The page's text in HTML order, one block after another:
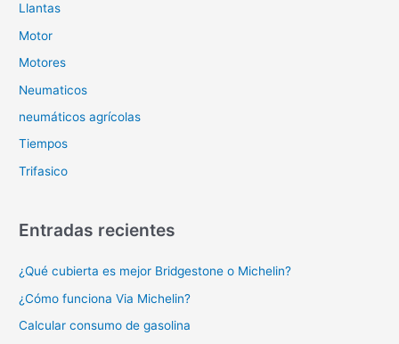
Llantas
Motor
Motores
Neumaticos
neumáticos agrícolas
Tiempos
Trifasico
Entradas recientes
¿Qué cubierta es mejor Bridgestone o Michelin?
¿Cómo funciona Via Michelin?
Calcular consumo de gasolina